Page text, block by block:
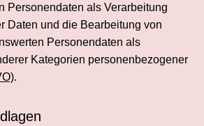
Personendaten als Verarbeitung
Daten und die Bearbeitung von
Personendaten als
Kategorien personenbezogener
.